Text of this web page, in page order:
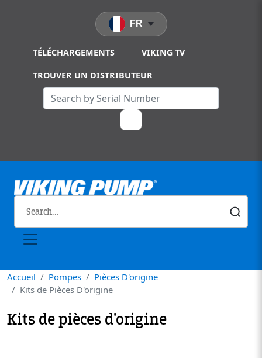
TÉLÉCHARGEMENTS VIKING TV
TROUVER UN DISTRIBUTEUR
FR
Accueil Pompes
Pièces D'origine
Kits de Pièces D'origine
Kits de pièces d'origine